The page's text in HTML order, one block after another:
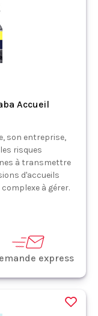
Accueil
son entreprise,
risques
à transmettre
d'accueils
à gérer.
express